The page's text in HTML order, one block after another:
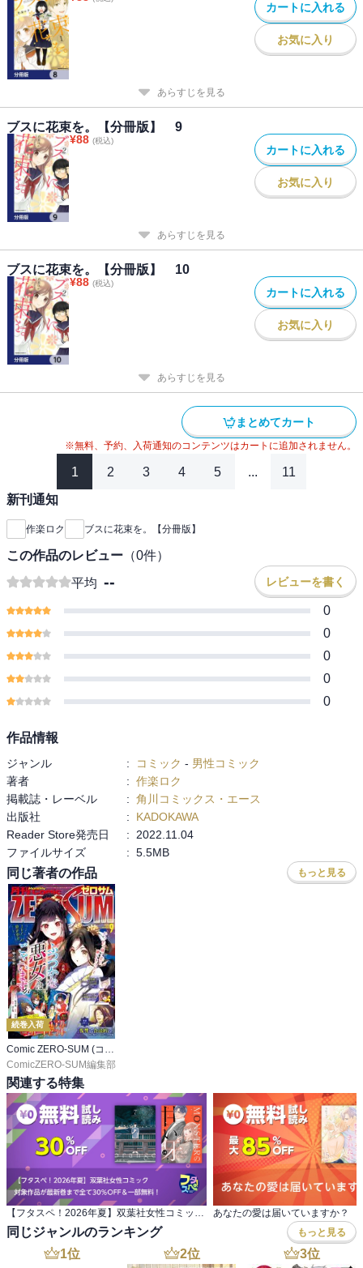
カートに入れる
お気に入り
あらすじを見る
ブスに花束を。【分冊版】 9
¥88 (税込)
カートに入れる
お気に入り
あらすじを見る
ブスに花束を。【分冊版】 10
¥88 (税込)
カートに入れる
お気に入り
あらすじを見る
まとめてカート
※無料、予約、入荷通知のコンテンツはカートに追加されません。
1 2 3 4 5 ... 11
新刊通知
作楽ロク ブスに花束を。【分冊版】
この作品のレビュー （0件）
平均 -- レビューを書く
0
0
0
0
0
作品情報
ジャンル : コミック - 男性コミック
著者
: 作楽ロク
掲載誌・レーベル
: 角川コミックス・エース
出版社
:
KADOKAWA
Reader Store発売日
: 2022.11.04
ファイルサイズ
: 5.5MB
同じ著者の作品 もっと見る
続巻入荷
ComicZERO-SUM編集部
関連する特集
あなたの愛は届いていますか？
同じジャンルのランキング もっと見る
1位 2位 3位